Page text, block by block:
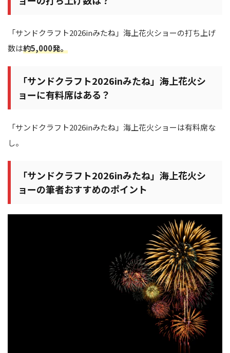
「サンドクラフト2026inみたね」海上花火ショーの打ち上げ
数は約5,000発。
「サンドクラフト2026inみたね」海上花火シ
ョーに有料席はある？
「サンドクラフト2026inみたね」海上花火ショーは有料席な
し。
「サンドクラフト2026inみたね」海上花火シ
ョーの筆者おすすめのポイント